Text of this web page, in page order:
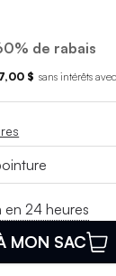
de rabais
$ sans intérêts avec
en 24 heures
MON SAC